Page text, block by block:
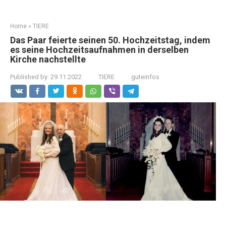
Home » TIERE
Das Paar feierte seinen 50. Hochzeitstag, indem
es seine Hochzeitsaufnahmen in derselben
Kirche nachstellte
Published by: 29.11.2022 TIERE guteinfos